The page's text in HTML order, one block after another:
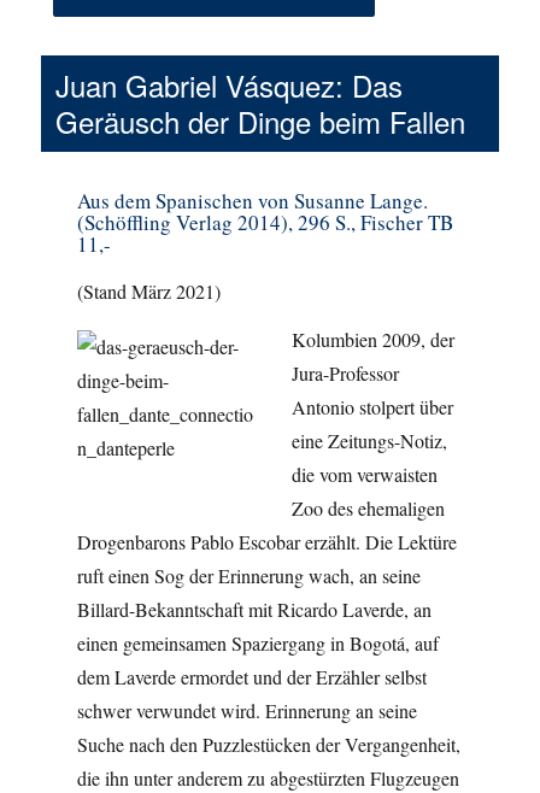
Juan Gabriel Vásquez: Das
Geräusch der Dinge beim Fallen
Aus dem Spanischen von Susanne Lange.
(Schöffling Verlag 2014), 296 S., Fischer TB
11,-
(Stand März 2021)
Kolumbien 2009, der
Jura-Professor
Antonio stolpert über
eine Zeitungs-Notiz,
die vom verwaisten
Zoo des ehemaligen
Drogenbarons Pablo Escobar erzählt. Die Lektüre
ruft einen Sog der Erinnerung wach, an seine
Billard-Bekanntschaft mit Ricardo Laverde, an
einen gemeinsamen Spaziergang in Bogotá, auf
dem Laverde ermordet und der Erzähler selbst
schwer verwundet wird. Erinnerung an seine
Suche nach den Puzzlestücken der Vergangenheit,
die ihn unter anderem zu abgestürzten Flugzeugen